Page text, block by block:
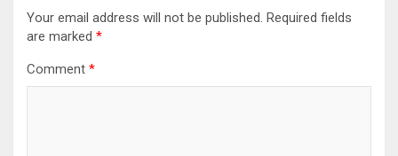
Your email address will not be published. Required fields
are marked *
Comment *